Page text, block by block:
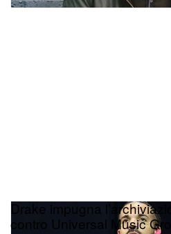
Drake impugna
contro Universal Music